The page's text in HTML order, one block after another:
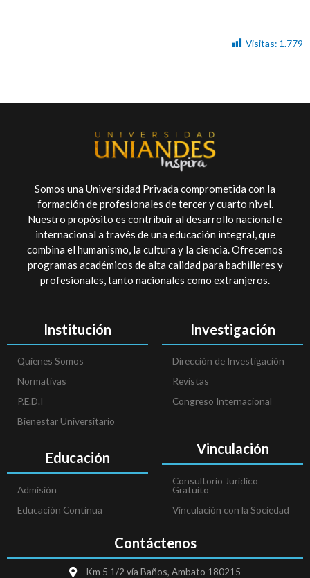
Visitas: 1.779
Somos una Universidad Privada comprometida con la
formación de profesionales de tercer y cuarto nivel.
Nuestro propósito es contribuir al desarrollo nacional e
internacional a través de una educación integral, que
combina el humanismo, la cultura y la ciencia. Ofrecemos
programas académicos de alta calidad para bachilleres y
profesionales, tanto nacionales como extranjeros.
Institución
Quienes Somos
Normativas
P.E.D.I
Bienestar Universitario
Educación
Admisión
Educación Continua
Investigación
Dirección de Investigación
Revistas
Congreso Internacional
Vinculación
Consultorio Jurídico
Gratuito
Vinculación con la Sociedad
Contáctenos
Km 5 1/2 vía Baños, Ambato 180215